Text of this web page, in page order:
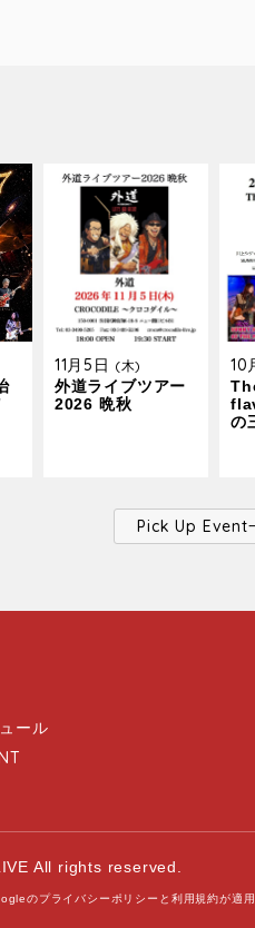
11月5日 (木)
外道ライブツアー
2026 晩秋
10
の
Pick Up Event
ール
All rights reserved.
のプライバシーポリシー と 利用規約が適